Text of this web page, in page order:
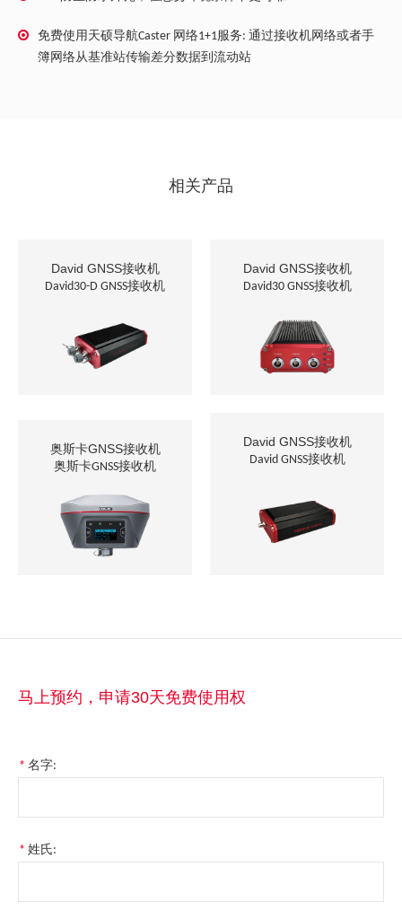
免费使用天硕导航Caster 网络1+1服务: 通过接收机网络或者手
簿网络从基准站传输差分数据到流动站
相关产品
David GNSS接收机
David30-D GNSS接收机
David GNSS接收机
David30 GNSS接收机
奥斯卡GNSS接收机
奥斯卡GNSS接收机
David GNSS接收机
David GNSS接收机
马上预约，申请30天免费使用权
* 名字:
* 姓氏: